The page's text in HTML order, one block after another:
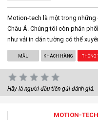
Motion-tech là một trong những
Châu Á. Chúng tôi còn phân
như vải in dán tường có thể
MẪU KHÁCH HÀNG THÔNG
Hãy là người đầu tiên gửi đánh giá.
MOTION-